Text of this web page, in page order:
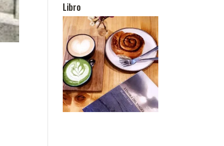
Libro